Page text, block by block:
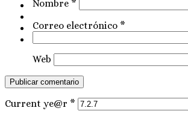
Nombre *
Correo electrónico *
Web
Current ye@r *